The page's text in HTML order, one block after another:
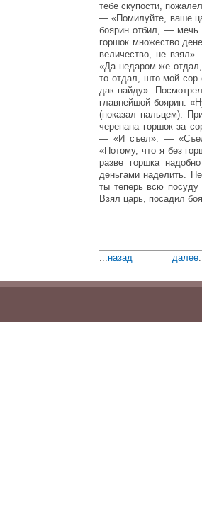
тебе скупости,
— «Помилуйте, ваше
боярин отбил, —
горшок множество
величество, не
«Да недаром же
то отдал, што мой
дак найду».
главнейшой боярин.
(показал пальцем).
черепана горшок за
— «И съел». —
«Потому, что я без
разве горшка
деньгами наделить.
ты теперь всю посуду
Взял царь, посадил
...назад далее